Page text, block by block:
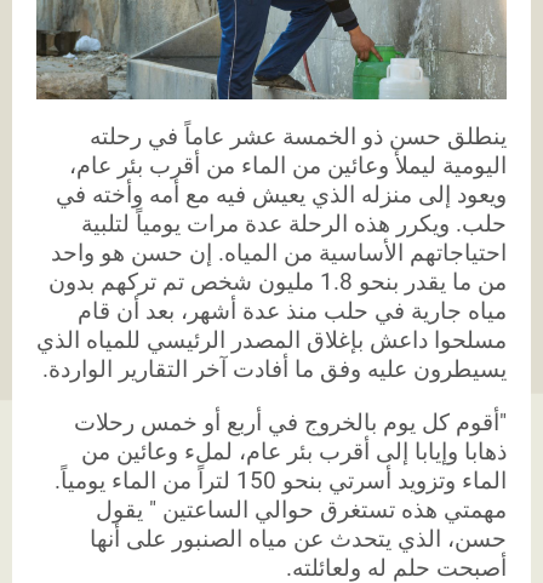
ينطلق حسن ذو الخمسة عشر عاماً في رحلته
اليومية ليملأ وعائين من الماء من أقرب بئر عام،
ويعود إلى منزله الذي يعيش فيه مع أمه وأخته في
حلب. ويكرر هذه الرحلة عدة مرات يومياً لتلبية
احتياجاتهم الأساسية من المياه. إن حسن هو واحد
من ما يقدر بنحو 1.8 مليون شخص تم تركهم بدون
مياه جارية في حلب منذ عدة أشهر، بعد أن قام
مسلحوا داعش بإغلاق المصدر الرئيسي للمياه الذي
يسيطرون عليه وفق ما أفادت آخر التقارير الواردة.
"أقوم كل يوم بالخروج في أربع أو خمس رحلات
ذهابا وإيابا إلى أقرب بئر عام، لملء وعائين من
الماء وتزويد أسرتي بنحو 150 لتراً من الماء يومياً.
مهمتي هذه تستغرق حوالي الساعتين " يقول
حسن، الذي يتحدث عن مياه الصنبور على أنها
أصبحت حلم له ولعائلته.